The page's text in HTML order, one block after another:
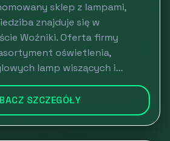
sklep z lampami,
znajduje się w
Woźniki. Oferta firmy
oświetlenia,
lamp wiszących i...
SZCZEGÓŁY